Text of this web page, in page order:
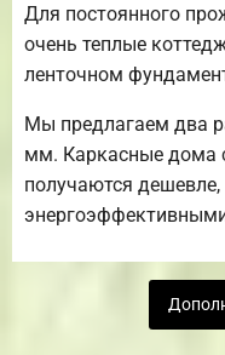
Для постоянного
очень теплые
ленточном
Мы предлагаем два
мм. Каркасные дома
получаются дешевле,